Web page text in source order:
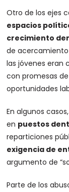
Otro de los ejes
espacios
crecimiento
de acercamiento
las jóvenes eran
con promesas
oportunidades
En algunos
en puestos
reparticiones
exigencia de
argumento de
Parte de los